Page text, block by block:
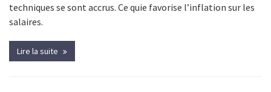
techniques se sont accrus. Ce quie favorise l’inflation sur les
salaires.
Lire la suite